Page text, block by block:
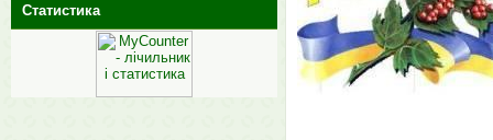
Статистика